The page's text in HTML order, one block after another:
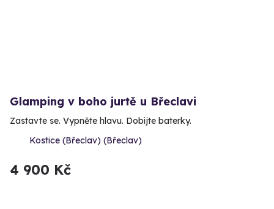
Glamping v boho jurtě u Břeclavi
Zastavte se. Vypněte hlavu. Dobijte baterky.
Kostice (Břeclav) (Břeclav)
4 900 Kč